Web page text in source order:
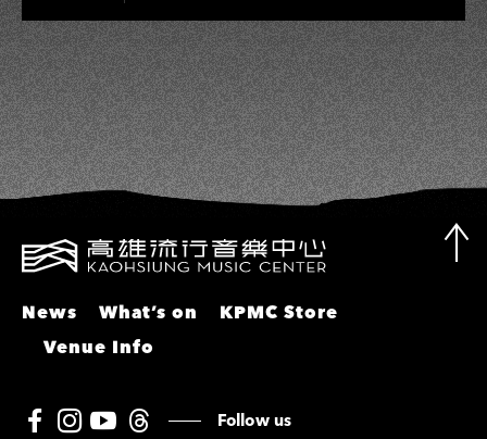
彬、邵大倫、曹雅雯、陳孟賢、黃露
瑤
News What’s on
KPMC Store
Venue Info
Follow us